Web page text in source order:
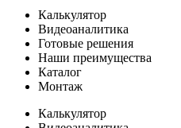
Калькулятор
Видеоаналитика
Готовые решения
Наши преимущества
Каталог
Монтаж
Калькулятор